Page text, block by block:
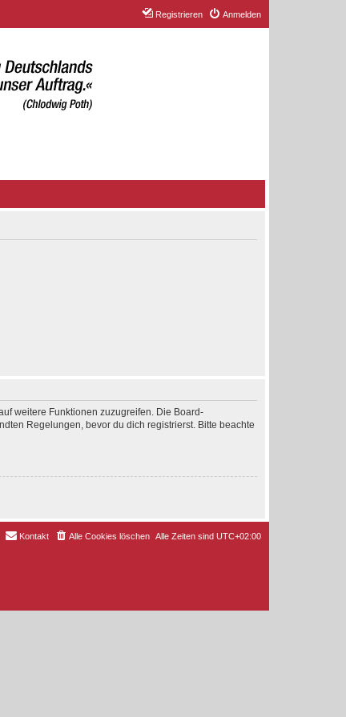
Anmelden
Registrieren
weitere Funktionen zuzugreifen. Die Board-
Regelungen, bevor du dich registrierst. Bitte beachte
Alle Zeiten sind UTC+02:00
Alle Cookies löschen
Kontakt